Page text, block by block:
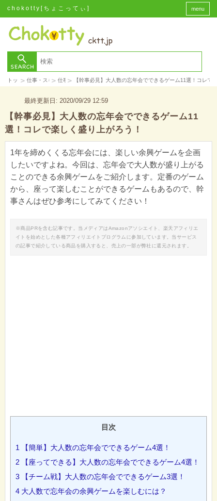
chokotty[ちょこってぃ] menu
トップ> 仕事・スキル
> 仕事> 【幹事必見】大人数の忘年会でできるゲーム11選！コレで
最終更新日: 2020/09/29 12:59
【幹事必見】大人数の忘年会でできるゲーム11
選！コレで楽しく盛り上がろう！
1年を締めくくる忘年会には、楽しい余興ゲームを企画
したいですよね。今回は、忘年会で大人数が盛り上がる
ことのできる余興ゲームをご紹介します。定番のゲーム
から、座って楽しむことができるゲームもあるので、幹
事さんはぜひ参考にしてみてください！
※商品PRを含む記事です。当メディアはAmazonアソシエイト、楽天アフィリエ
イトを始めとした各種アフィリエイトプログラムに参加しています。当サービス
の記事で紹介している商品を購入すると、売上の一部が弊社に還元されます。
目次
1 【簡単】大人数の忘年会でできるゲーム4選！
2 【座ってできる】大人数の忘年会でできるゲーム4選！
3 【チーム戦】大人数の忘年会でできるゲーム3選！
4 大人数で忘年会の余興ゲームを楽しむには？